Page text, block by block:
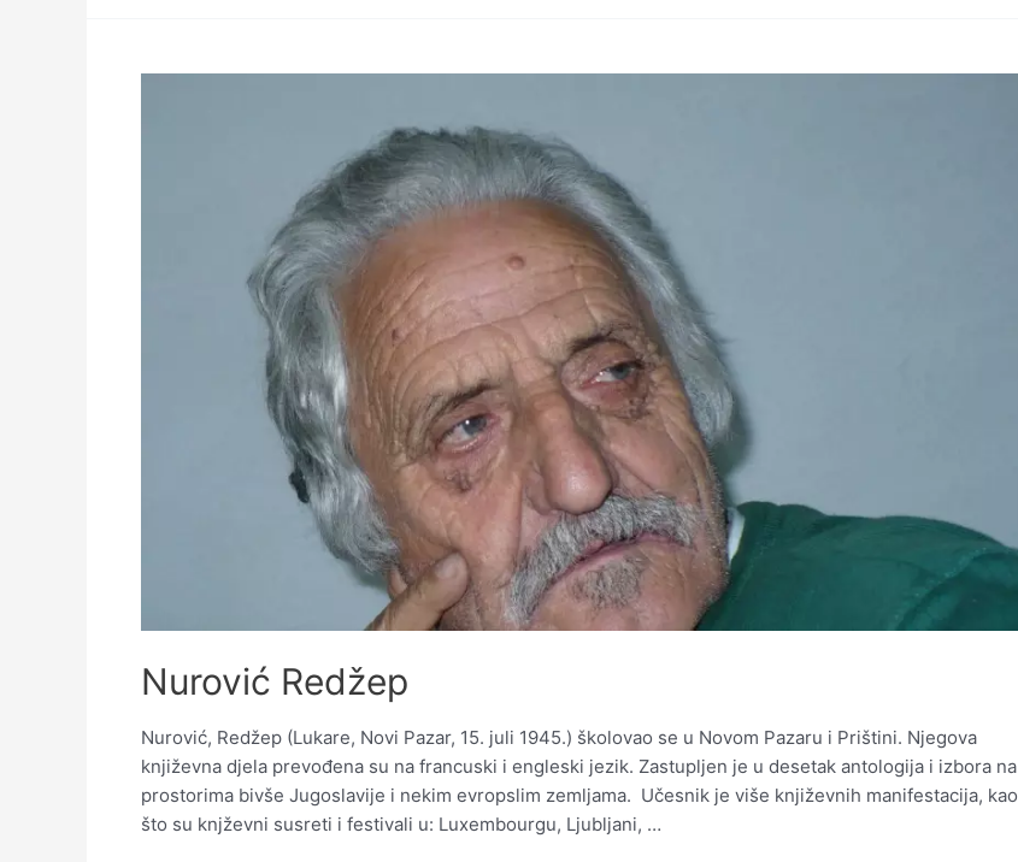
Nurović Redžep
Nurović, Redžep (Lukare, Novi Pazar, 15. juli 1945.) školovao se u Novom Pazaru i Prištini. Njegova
književna djela prevođena su na francuski i engleski jezik. Zastupljen je u desetak antologija i izbora na
prostorima bivše Jugoslavije i nekim evropslim zemljama. Učesnik је više književnih manifestacija, kao
što su knjževni susreti i festivali u: Luxembourgu, Ljubljani, …